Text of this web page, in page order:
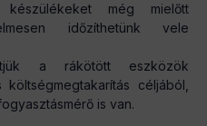
még mielőtt
időzíthetünk vele
a rákötött eszközök
céljából,
is van.